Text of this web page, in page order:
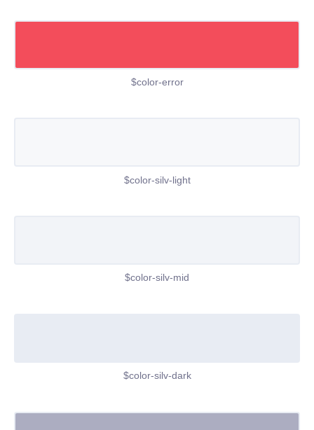
$color-error
$color-silv-light
$color-silv-mid
$color-silv-dark